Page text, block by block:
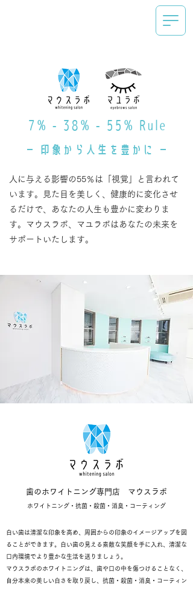
7% - 38% - 55% Rule
－ 印象から人生を豊かに －
人に与える影響の55％は「視覚」と言われて
います。見た目を美しく、健康的に変化させ
るだけで、あなたの人生も豊かに変わりま
す。マウスラボ、マユラボはあなたの未来を
サポートいたします。
歯のホワイトニング専門店 マウスラボ
ホワイトニング・抗菌・殺菌・消臭・コーティング
白い歯は清潔な印象を高め、周囲からの印象のイメージアップを図
ることができます。白い歯の見える素敵な笑顔を手に入れ、清潔な
口内環境でより豊かな生活を送りましょう。
マウスラボのホワイトニングは、歯や口の中を傷つけることなく、
自分本来の美しい白さを取り戻し、抗菌・殺菌・消臭・コーティン